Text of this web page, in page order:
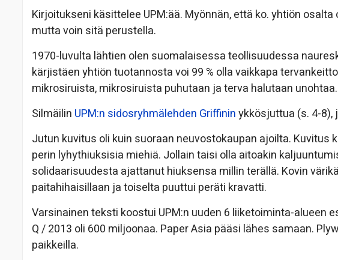
Kirjoitukseni käsittelee UPM:ää. Myönnän, että ko. yhtiön
mutta voin sitä perustella.
1970-luvulta lähtien olen suomalaisessa teollisuudessa
kärjistäen yhtiön tuotannosta voi 99 % olla vaikkapa
mikrosiruista, mikrosiruista puhutaan ja terva halutaan unohtaa.
Silmäilin UPM:n sidosryhmälehden Griffininykkösjuttua (s. 4-8),
Jutun kuvitus oli kuin suoraan neuvostokaupan ajoilta.
perin lyhythiuksisia miehiä. Jollain taisi olla aitoakin
solidaarisuudesta ajattanut hiuksensa millin terällä. Kovin
paitahihaisillaan ja toiselta puuttui peräti kravatti.
Varsinainen teksti koostui UPM:n uuden 6 liiketoiminta-alueen
Q / 2013 oli 600 miljoonaa. Paper Asia pääsi lähes samaan.
paikkeilla.